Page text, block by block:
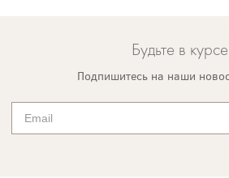
Будьте в
Подпишитесь на наши